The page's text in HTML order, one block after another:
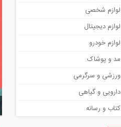
لوازم شخصی
لوازم دیجیتال
لوازم خودرو
مد و پوشاک
ورزشی و سرگرمی
دارویی و گیاهی
کتاب و رسانه